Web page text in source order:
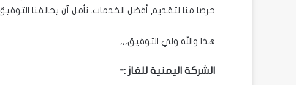
حرصا منا لتقديم أفضل الخدمات. نأمل آن يحالفنا
هذا والله ولي التوفيق,,,
الشركة اليمنية للغاز :-